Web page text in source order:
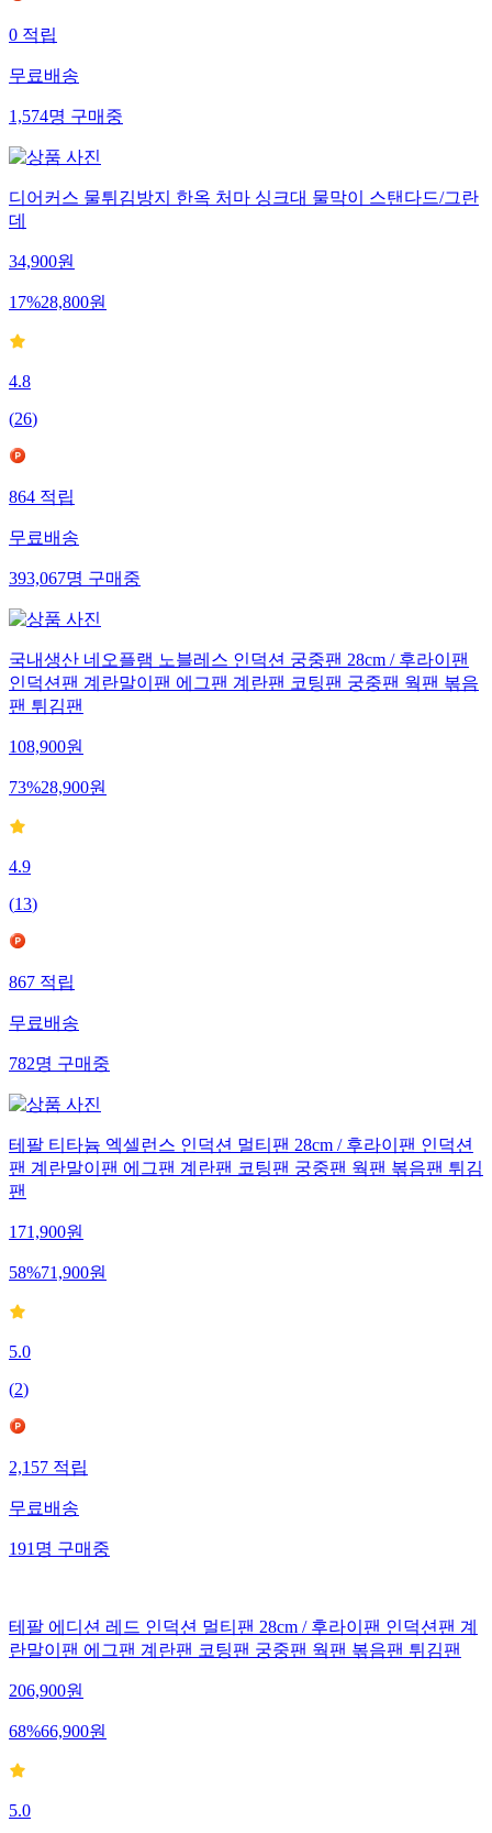
0적립
무료배송
1,574명구매중
디어커스 물튀김방지 한옥 처마 싱크대 물막이 스탠다드/그란
데
34,900원
17%28,800원
4.8
(26)
864적립
무료배송
393,067명구매중
국내생산 네오플램 노블레스 인덕션 궁중팬 28cm / 후라이팬
인덕션팬 계란말이팬 에그팬 계란팬 코팅팬 궁중팬 웍팬 볶음
팬 튀김팬
108,900원
73%28,900원
4.9
(13)
867적립
무료배송
782명구매중
테팔 티타늄 엑셀런스 인덕션 멀티팬 28cm / 후라이팬 인덕션
팬 계란말이팬 에그팬 계란팬 코팅팬 궁중팬 웍팬 볶음팬 튀김
팬
171,900원
58%71,900원
5.0
(2)
2,157적립
무료배송
191명구매중
테팔 에디션 레드 인덕션 멀티팬 28cm / 후라이팬 인덕션팬 계
란말이팬 에그팬 계란팬 코팅팬 궁중팬 웍팬 볶음팬 튀김팬
206,900원
68%66,900원
5.0